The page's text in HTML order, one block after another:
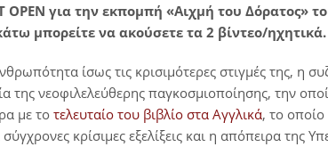
OPEN για την εκπομπή «Αιχμή του Δόρατος»
μπορείτε να ακούσετε τα 2 βίντεο/ηχητικά.
ίσως τις κρισιμότερες στιγμές της, η
της νεοφιλελεύθερης παγκοσμιοποίησης, την
με το τελευταίο του βιβλίο στα Αγγλικά, το
κρίσιμες εξελίξεις και η απόπειρα της